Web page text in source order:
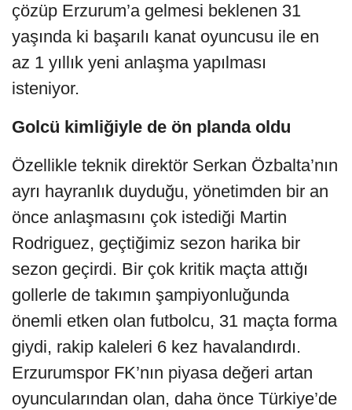
çözüp Erzurum’a gelmesi beklenen 31
yaşında ki başarılı kanat oyuncusu ile en
az 1 yıllık yeni anlaşma yapılması
isteniyor.
Golcü kimliğiyle de ön planda oldu
Özellikle teknik direktör Serkan Özbalta’nın
ayrı hayranlık duyduğu, yönetimden bir an
önce anlaşmasını çok istediği Martin
Rodriguez, geçtiğimiz sezon harika bir
sezon geçirdi. Bir çok kritik maçta attığı
gollerle de takımın şampiyonluğunda
önemli etken olan futbolcu, 31 maçta forma
giydi, rakip kaleleri 6 kez havalandırdı.
Erzurumspor FK’nın piyasa değeri artan
oyuncularından olan, daha önce Türkiye’de